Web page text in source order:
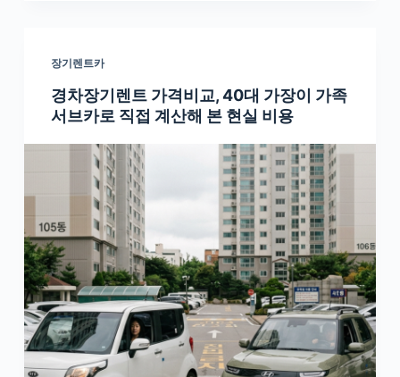
장기렌트카
경차장기렌트 가격비교, 40대 가장이 가족
서브카로 직접 계산해 본 현실 비용